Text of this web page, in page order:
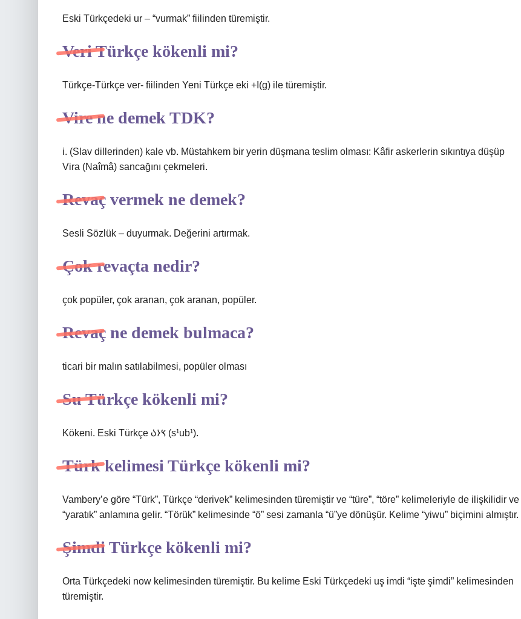
Eski Türkçedeki ur – “vurmak” fiilinden türemiştir.
Veri Türkçe kökenli mi?
Türkçe-Türkçe ver- fiilinden Yeni Türkçe eki +I(g) ile türemiştir.
Vire ne demek TDK?
i. (Slav dillerinden) kale vb. Müstahkem bir yerin düşmana teslim olması: Kâfir askerlerin sıkıntıya düşüp
Vira (Naîmâ) sancağını çekmeleri.
Revaç vermek ne demek?
Sesli Sözlük – duyurmak. Değerini artırmak.
Çok revaçta nedir?
çok popüler, çok aranan, çok aranan, popüler.
Revaç ne demek bulmaca?
ticari bir malın satılabilmesi, popüler olması
Su Türkçe kökenli mi?
Kökeni. Eski Türkçe 𐰽𐰆𐰉‎ (s¹ub¹).
Türk kelimesi Türkçe kökenli mi?
Vambery’e göre “Türk”, Türkçe “derivek” kelimesinden türemiştir ve “türe”, “töre” kelimeleriyle de ilişkilidir ve
“yaratık” anlamına gelir. “Törük” kelimesinde “ö” sesi zamanla “ü”ye dönüşür. Kelime “yiwu” biçimini almıştır.
Şimdi Türkçe kökenli mi?
Orta Türkçedeki now kelimesinden türemiştir. Bu kelime Eski Türkçedeki uş imdi “işte şimdi” kelimesinden
türemiştir.